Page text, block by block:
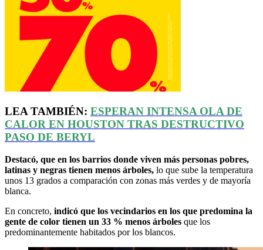
LEA TAMBIÉN: ESPERAN INTENSA OLA DE
CALOR EN HOUSTON TRAS DESTRUCTIVO
PASO DE BERYL
Destacó, que en los barrios donde viven más personas pobres,
latinas y negras tienen menos árboles, lo que sube la temperatura
unos 13 grados a comparación con zonas más verdes y de mayoría
blanca.
En concreto, indicó que los vecindarios en los que predomina la
gente de color tienen un 33 % menos árboles que los
predominantemente habitados por los blancos.